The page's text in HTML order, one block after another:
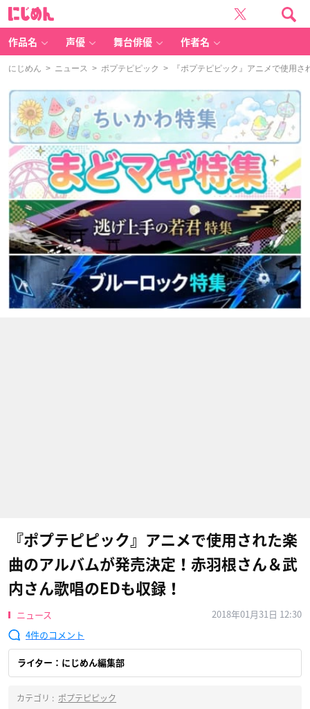
作品名 声優 舞台俳優 作者名
にじめん > ニュース > ポプテピピック > 『ポプテピピック』アニメで使用さ
『ポプテピピック』アニメで使用された楽
曲のアルバムが発売決定！赤羽根さん＆武
内さん歌唱のEDも収録！
ニュース
2018年01月31日 12:30
4
ライター：にじめん編集部
カテゴリ : ポプテピピック